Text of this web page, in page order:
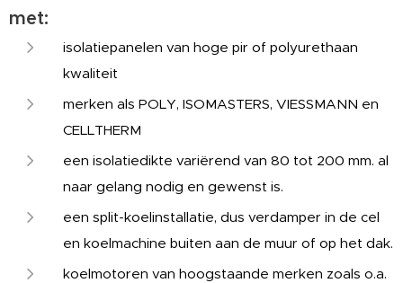
met:
isolatiepanelen van hoge pir of polyurethaan
kwaliteit
merken als POLY, ISOMASTERS, VIESSMANN en
CELLTHERM
een isolatiedikte variërend van 80 tot 200 mm. al
naar gelang nodig en gewenst is.
een split-koelinstallatie, dus verdamper in de cel
en koelmachine buiten aan de muur of op het dak.
koelmotoren van hoogstaande merken zoals o.a.